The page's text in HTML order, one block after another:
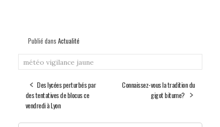
Publié dans Actualité
météo vigilance jaune
Des lycées perturbés par
des tentatives de blocus ce
vendredi à Lyon
Connaissez-vous la tradition du
gigot bitume?